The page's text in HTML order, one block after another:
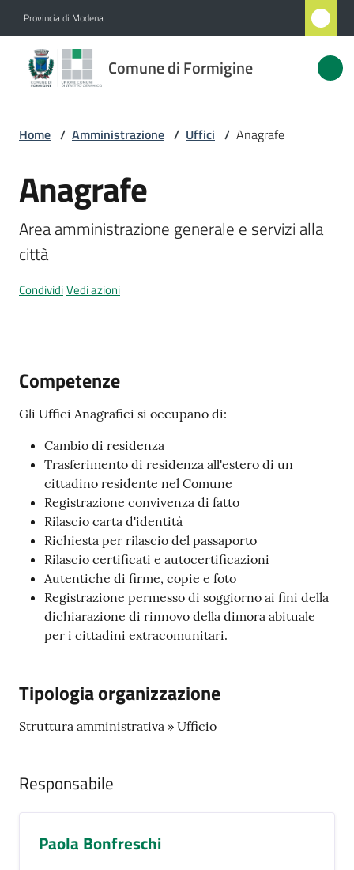
Provincia di Modena
Comune di Formigine
Comune
di
Menu selezionato
Servizi
Vivere
Prenotazione
appuntamenti
o
Tutti
argomenti...
Seguici
Home / Amministrazione / Uffici / Anagrafe
Salta al contenuto
Anagrafe
Area amministrazione generale e servizi alla
città
CondividiVedi azioni
Competenze
Gli Uffici Anagrafici si occupano di:
Cambio di residenza
Trasferimento di residenza all'estero di un
cittadino residente nel Comune
Registrazione convivenza di fatto
Rilascio carta d'identità
Richiesta per rilascio del passaporto
Rilascio certificati e autocertificazioni
Autentiche di firme, copie e foto
Registrazione permesso di soggiorno ai fini della
dichiarazione di rinnovo della dimora abituale
per i cittadini extracomunitari.
Tipologia organizzazione
Struttura amministrativa » Ufficio
Responsabile
Paola Bonfreschi